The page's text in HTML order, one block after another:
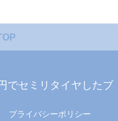
でセミリタイヤしたブ
プライバシーポリシー